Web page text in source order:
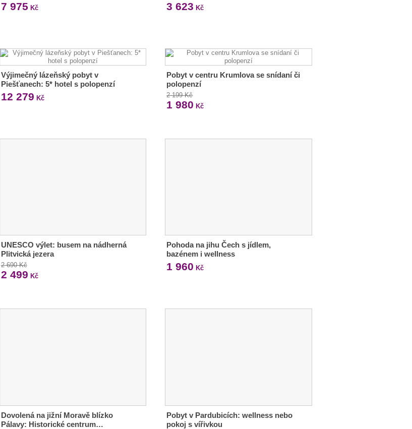
7 975 Kč 3 623 Kč
Výjimečný lázeňský pobyt v
Piešťanech: 5* hotel s polopenzí
12 279 Kč
Pobyt v centru Krumlova se snídaní či
polopenzí
2 199 Kč
1 980 Kč
UNESCO výlet: busem na nádherná
Plitvická jezera
2 690 Kč
2 499 Kč
Pohoda na jihu Čech s jídlem,
bazénem i wellness
1 960 Kč
Dovolená na jižní Moravě blízko
Pálavy: Historické centrum…
Pobyt v Pardubicích: wellness nebo
pokoj s vířivkou